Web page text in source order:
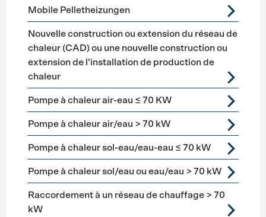
Mobile Pelletheizungen
Nouvelle construction ou extension du réseau de
chaleur (CAD) ou une nouvelle construction ou
extension de l'installation de production de
chaleur
Pompe à chaleur air-eau ≤ 70 KW
Pompe à chaleur air/eau > 70 kW
Pompe à chaleur sol-eau/eau-eau ≤ 70 kW
Pompe à chaleur sol/eau ou eau/eau > 70 kW
Raccordement à un réseau de chauffage > 70
kW